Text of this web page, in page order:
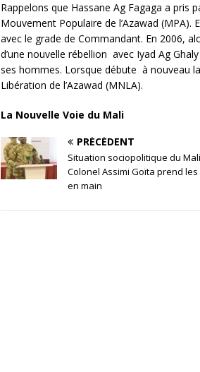
Rappelons que Hassane Ag Fagaga a pris
Mouvement Populaire de l’Azawad (MPA).
avec le grade de Commandant. En 2006,
d’une nouvelle rébellion avec Iyad Ag
ses hommes. Lorsque débute à nouveau
Libération de l’Azawad (MNLA).
La Nouvelle Voie du Mali
PRÉCÉDENT
Situation sociopolitique du
Colonel Assimi Goïta prend
en main